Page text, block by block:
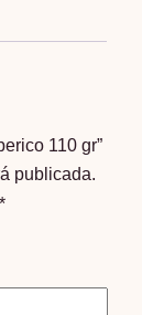
110 gr”
publicada.
*